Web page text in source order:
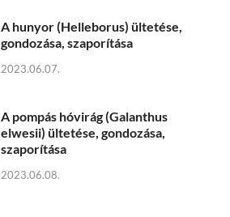
A hunyor (Helleborus) ültetése,
gondozása, szaporítása
2023.06.07.
A pompás hóvirág (Galanthus
elwesii) ültetése, gondozása,
szaporítása
2023.06.08.